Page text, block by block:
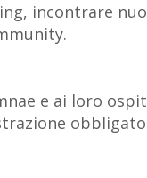
incontrare
e ai loro